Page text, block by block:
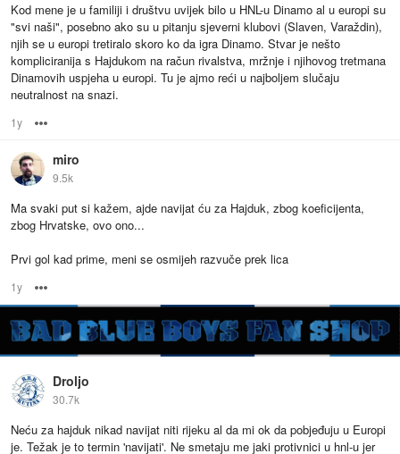
Kod mene je u familiji i društvu uvijek bilo u HNL-u Dinamo al u europi su
"svi naši", posebno ako su u pitanju sjeverni klubovi (Slaven, Varaždin),
njih se u europi tretiralo skoro ko da igra Dinamo. Stvar je nešto
kompliciranija s Hajdukom na račun rivalstva, mržnje i njihovog tretmana
Dinamovih uspjeha u europi. Tu je ajmo reći u najboljem slučaju
neutralnost na snazi.
1y
miro
9.5k
Ma svaki put si kažem, ajde navijat ću za Hajduk, zbog koeficijenta,
zbog Hrvatske, ovo ono...
Prvi gol kad prime, meni se osmijeh razvuče prek lica
1y
Droljo
30.7k
Neću za hajduk nikad navijat niti rijeku al da mi ok da pobjeđuju u Europi
je. Težak je to termin 'navijati'. Ne smetaju me jaki protivnici u hnl-u jer